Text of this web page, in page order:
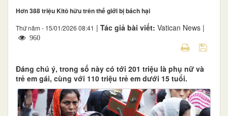
Hơn 388 triệu Kitô hữu trên thế giới bị bách hại
Thứ năm - 15/01/2026 08:41 | Tác giả bài viết: Vatican News |
960
Đáng chú ý, trong số này có tới 201 triệu là phụ nữ và
trẻ em gái, cùng với 110 triệu trẻ em dưới 15 tuổi.